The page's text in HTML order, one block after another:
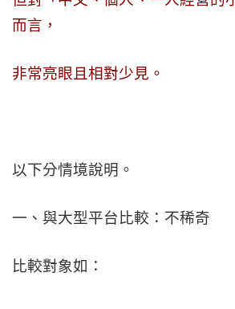
而言，
非常亮眼且相對少見。
以下分情境說明。
一、與大型平台比較：不稀奇
比較對象如：